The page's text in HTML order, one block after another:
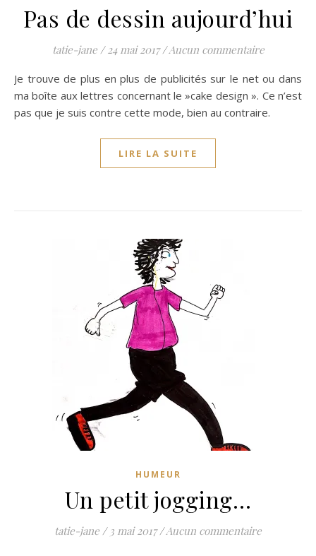
Pas de dessin aujourd’hui
tatie-jane / 24 mai 2017 /Aucun commentaire
Je trouve de plus en plus de publicités sur le net ou dans
ma boîte aux lettres concernant le »cake design ». Ce n’est
pas que je suis contre cette mode, bien au contraire.
LIRE LA SUITE
HUMEUR
Un petit jogging…
tatie-jane / 3 mai 2017 /Aucun commentaire